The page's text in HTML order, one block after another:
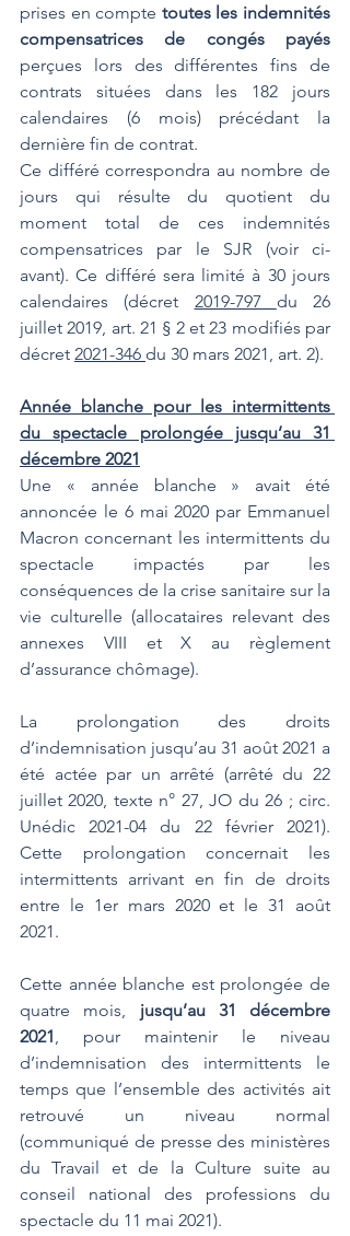
prises en compte toutes les indemnités
compensatrices de congés payés
perçues lors des différentes fins de
contrats situées dans les 182 jours
calendaires (6 mois) précédant la
dernière fin de contrat.
Ce différé correspondra au nombre de
jours qui résulte du quotient du
moment total de ces indemnités
compensatrices par le SJR (voir ci-
avant). Ce différé sera limité à 30 jours
calendaires (décret 2019-797 du 26
juillet 2019, art. 21 § 2 et 23 modifiés par
décret 2021-346 du 30 mars 2021, art. 2).
Année blanche pour les intermittents
du spectacle prolongée jusqu’au 31
décembre 2021
Une « année blanche » avait été
annoncée le 6 mai 2020 par Emmanuel
Macron concernant les intermittents du
spectacle impactés par les
conséquences de la crise sanitaire sur la
vie culturelle (allocataires relevant des
annexes VIII et X au règlement
d’assurance chômage).
La prolongation des droits
d’indemnisation jusqu’au 31 août 2021 a
été actée par un arrêté (arrêté du 22
juillet 2020, texte n° 27, JO du 26 ; circ.
Unédic 2021-04 du 22 février 2021).
Cette prolongation concernait les
intermittents arrivant en fin de droits
entre le 1er mars 2020 et le 31 août
2021.
Cette année blanche est prolongée de
quatre mois, jusqu’au 31 décembre
2021, pour maintenir le niveau
d’indemnisation des intermittents le
temps que l’ensemble des activités ait
retrouvé un niveau normal
(communiqué de presse des ministères
du Travail et de la Culture suite au
conseil national des professions du
spectacle du 11 mai 2021).